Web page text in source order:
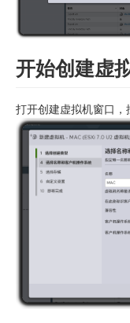
开始创建虚
打开创建虚拟机窗口，